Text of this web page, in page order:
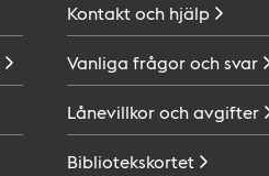
Kontakt och hjälp
Vanliga frågor ochsvar
Lånevillkor ochavgifter
Bibliotekskortet